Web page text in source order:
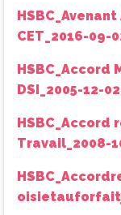
CET_2016-09-
HSBC_Accord
DSI_2005-12-02
Travail_2008-